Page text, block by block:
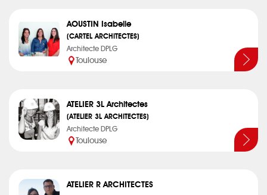
AOUSTIN Isabelle
(CARTEL ARCHITECTES)
Architecte DPLG
Toulouse
ATELIER 3L Architectes
(ATELIER 3L ARCHITECTES)
Architecte DPLG
Toulouse
ATELIER R ARCHITECTES